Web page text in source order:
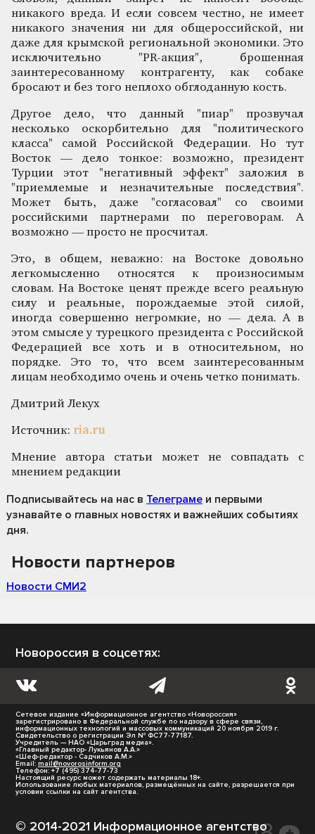
никакого вреда. И если совсем честно, не имеет
никакого значения ни для общероссийской, ни
даже для крымской региональной экономики. Это
исключительно "PR-акция", брошенная
заинтересованному контрагенту, как собаке
бросают и без того неплохо обглоданную кость.
Другое дело, что данный "пиар" прозвучал
несколько оскорбительно для "политического
класса" самой Российской Федерации. Но тут
Восток — дело тонкое: возможно, президент
Турции этот "негативный эффект" заложил в
"приемлемые и незначительные последствия".
Может быть, даже "согласовал" со своими
российскими партнерами по переговорам. А
возможно — просто не просчитал.
Это, в общем, неважно: на Востоке довольно
легкомысленно относятся к произносимым
словам. На Востоке ценят прежде всего реальную
силу и реальные, порождаемые этой силой,
иногда совершенно негромкие, но — дела. А в
этом смысле у турецкого президента с Российской
Федерацией все хоть и в относительном, но
порядке. Это то, что всем заинтересованным
лицам необходимо очень и очень четко понимать.
Дмитрий Лекух
Источник: ria.ru
Мнение автора статьи может не совпадать с
мнением редакции
Подписывайтесь на нас в Телеграме и первыми
узнавайте о главных новостях и важнейших событиях
дня.
Новости партнеров
Новости СМИ2
Новороссия в соцсетях:
Сетевое издание «Информационное агентство «Новороссия»
зарегистрировано в Федеральной службе по надзору в сфере связи,
информационных технологий и массовых коммуникаций 20 ноября 2019 г.
Свидетельство о регистрации Эл № ФС77-77187.
Учредитель — НАО «Царьград медиа».
«Главный редактор- Лукьянов А.А.»
«Шеф-редактор - Садчиков А.М.»
Email: mail@novorosinform.org
Телефон: +7 (495) 374-77-73
Настоящий ресурс может содержать материалы 18+.
Использование любых материалов, размещённых на сайте, разрешается при
условии ссылки на сайт агентства.
© 2014-2021 Информационное агентство